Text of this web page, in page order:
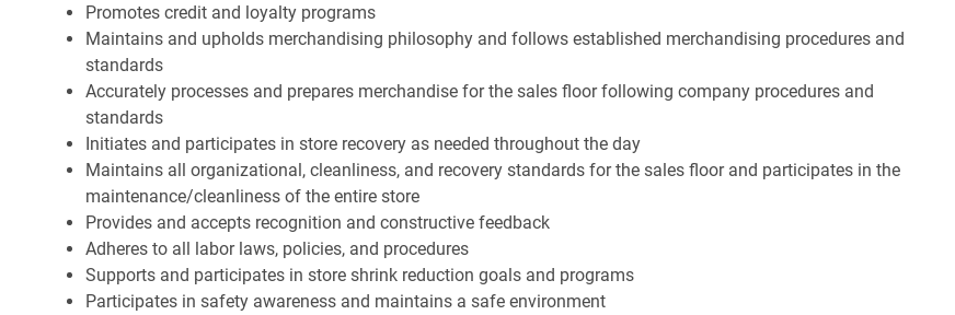
Promotes credit and loyalty programs
Maintains and upholds merchandising philosophy and follows established merchandising procedures and
standards
Accurately processes and prepares merchandise for the sales floor following company procedures and
standards
Initiates and participates in store recovery as needed throughout the day
Maintains all organizational, cleanliness, and recovery standards for the sales floor and participates in the
maintenance/cleanliness of the entire store
Provides and accepts recognition and constructive feedback
Adheres to all labor laws, policies, and procedures
Supports and participates in store shrink reduction goals and programs
Participates in safety awareness and maintains a safe environment